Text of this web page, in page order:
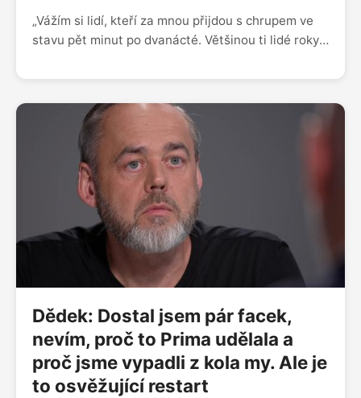
„Vážím si lidí, kteří za mnou přijdou s chrupem ve
stavu pět minut po dvanácté. Většinou ti lidé roky
Leckdy strachem skoro až omdlévají, klepou se i
dáme do pořádku. U dospívajících vidím největší
problém v energetických nápojích. Když sníme
čokoládu, máme to během 5-10 minut snědené,
zatímco srkáním slazeného nápoje dopujeme
bakterie konstantně cukrem,“ říká zubařka Hedvika
Kaplánová, která na sociálních sítích šíří osvětu o
stomatologii. „Náš obor je opředený řadou mýtů.
Jsme vnímáni jako padouši, co si věci vymýšlí.
Hodně z mých kolegů s tím má psychicky problém,
reálně je to jedna z věcí, která je nutí zvažovat
změnu oboru,“ dodává.
Dědek: Dostal jsem pár facek,
nevím, proč to Prima udělala a
proč jsme vypadli z kola my. Ale je
to osvěžující restart